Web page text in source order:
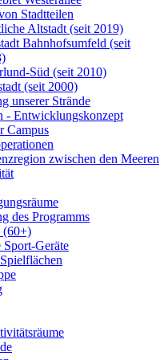
Stadtteilen
Altstadt (seit 2019)
Bahnhofsumfeld (seit
Süd (seit 2010)
(seit 2000)
unserer Strände
- Entwicklungskonzept
Campus
zwischen den Meeren
des Programms
(60+)
Geräte